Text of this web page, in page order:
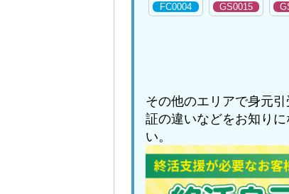
FC0004 GS0015
その他のエリアで身元
証の違いなどをお知り
い。